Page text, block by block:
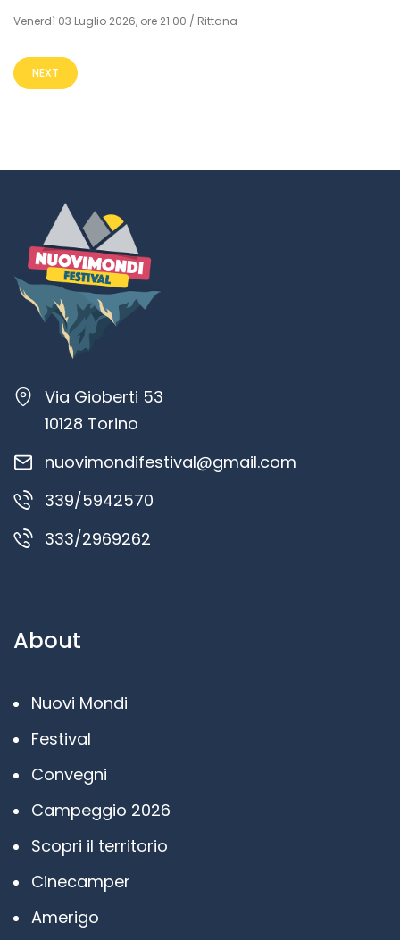
Venerdì 03 Luglio 2026, ore 21:00 / Rittana
NEXT
Via Gioberti 53
10128 Torino
nuovimondifestival@gmail.com
339/5942570
333/2969262
About
Nuovi Mondi
Festival
Convegni
Campeggio 2026
Scopri il territorio
Cinecamper
Amerigo